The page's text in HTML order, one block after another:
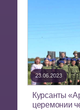
23.06.2023
Курсанты
церемонии